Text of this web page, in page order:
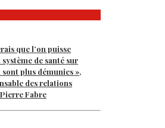
que l’on puisse
de santé sur
plus démunies »,
des relations
Fabre